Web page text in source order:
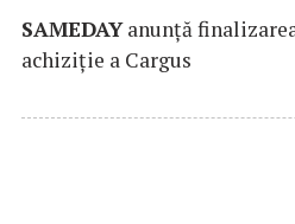
SAMEDAYanunță
achiziție a Cargus